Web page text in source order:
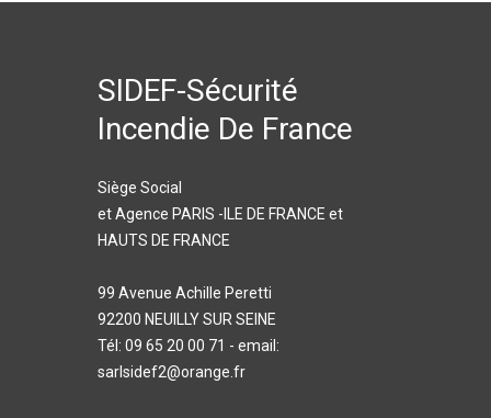
SIDEF-Sécurité
Incendie De France
Siège Social
et Agence PARIS -ILE DE FRANCE et
HAUTS DE FRANCE
99 Avenue Achille Peretti
92200 NEUILLY SUR SEINE
Tél: 09 65 20 00 71 - email:
sarlsidef2@orange.fr